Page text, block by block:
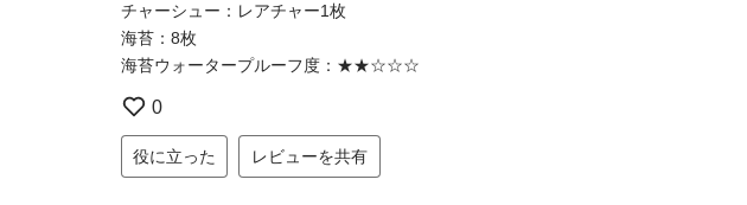
チャーシュー：レアチャー1枚
海苔：8枚
海苔ウォータープルーフ度：★★☆☆☆
0
役に立った レビューを共有